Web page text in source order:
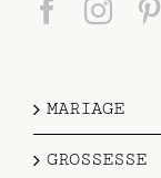
MARIAGE
GROSSESSE